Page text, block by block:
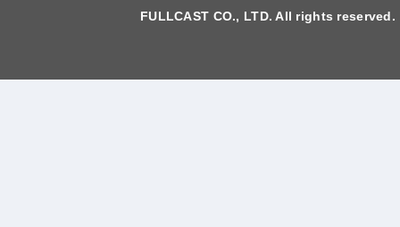
FULLCAST CO., LTD. All rights reserved.